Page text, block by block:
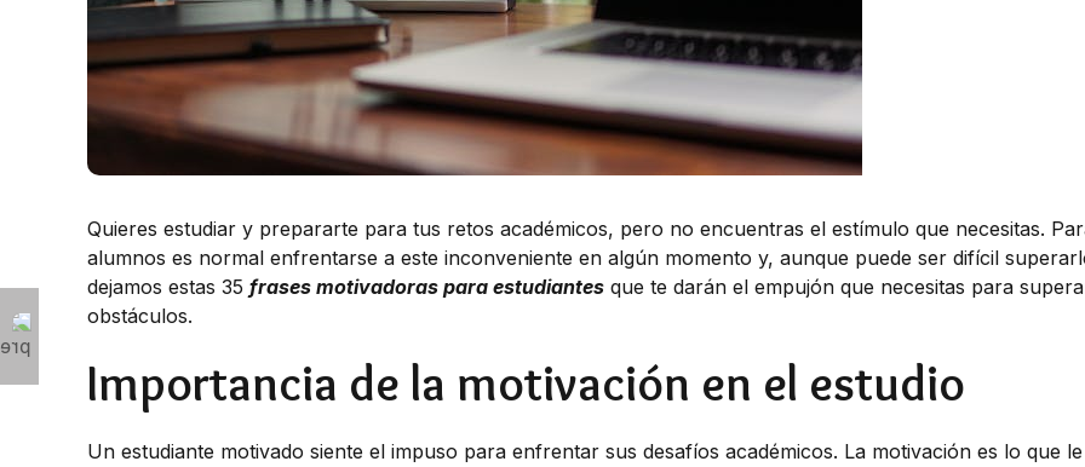
Quieres estudiar y prepararte para tus retos académicos, pero no encuentras el estímulo que necesitas.
alumnos es normal enfrentarse a este inconveniente en algún momento y, aunque puede ser difícil
dejamos estas 35 frases motivadoras para estudiantes que te darán el empujón que necesitas para
obstáculos.
Importancia de la motivación en el estudio
Un estudiante motivado siente el impuso para enfrentar sus desafíos académicos. La motivación es lo que